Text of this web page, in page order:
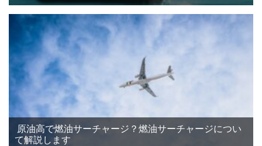
原油高で燃油サーチャージ？燃油サーチャージについ
て解説します